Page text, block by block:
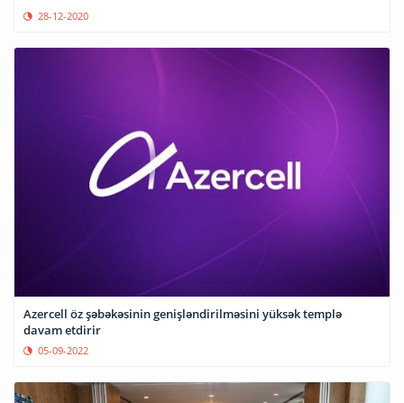
28-12-2020
Azercell öz şəbəkəsinin genişləndirilməsini yüksək templə
davam etdirir
05-09-2022